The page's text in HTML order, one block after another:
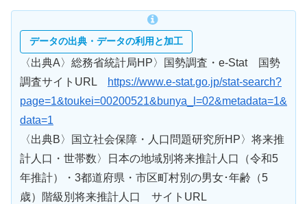
データの出典・データの利用と加工
〈出典A〉総務省統計局HP〉国勢調査・e-Stat 国勢
調査サイトURL
https://www.e-stat.go.jp/stat-search?
page=1&toukei=00200521&bunya_l=02&metadata=1&
data=1
〈出典B〉国立社会保障・人口問題研究所HP〉将来推
計人口・世帯数〉日本の地域別将来推計人口（令和5
年推計）・3都道府県・市区町村別の男女･年齢（5
歳）階級別将来推計人口 サイトURL